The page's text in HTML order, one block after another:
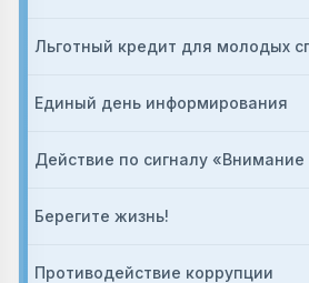
Льготный кредит для молодых
Единый день информирования
Действие по сигналу «Внимание
Берегите жизнь!
Противодействие коррупции